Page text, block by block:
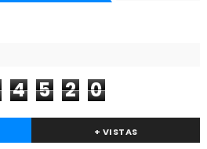
4 5 2 0
+ VISTAS